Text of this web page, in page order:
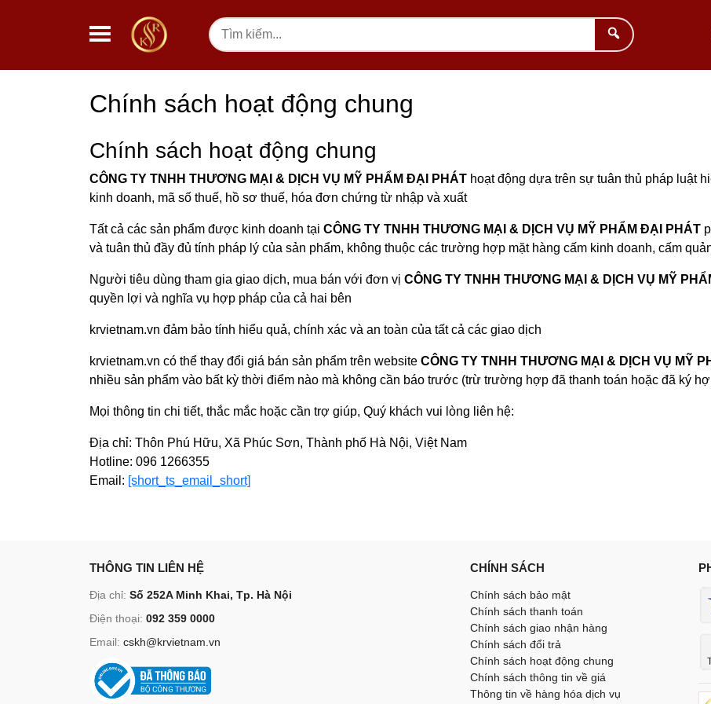
Tìm
Chính sách hoạt động chung
Chính sách hoạt động chung
CÔNG TY TNHH THƯƠNG MẠI & DỊCH VỤ MỸ PHẨM ĐẠI PHÁT hoạt động dựa trên sự tuân thủ pháp luật
kinh doanh, mã số thuế, hồ sơ thuế, hóa đơn chứng từ nhập và xuất
Tất cả các sản phẩm được kinh doanh tại CÔNG TY TNHH THƯƠNG MẠI & DỊCH VỤ MỸ PHẨM ĐẠI PHÁT
và tuân thủ đầy đủ tính pháp lý của sản phẩm, không thuộc các trường hợp mặt hàng cấm kinh doanh, cấm
Người tiêu dùng tham gia giao dịch, mua bán với đơn vị CÔNG TY TNHH THƯƠNG MẠI & DỊCH VỤ MỸ
quyền lợi và nghĩa vụ hợp pháp của cả hai bên
krvietnam.vn đảm bảo tính hiểu quả, chính xác và an toàn của tất cả các giao dịch
krvietnam.vn có thể thay đổi giá bán sản phẩm trên website CÔNG TY TNHH THƯƠNG MẠI & DỊCH VỤ MỸ
nhiều sản phẩm vào bất kỳ thời điểm nào mà không cần báo trước (trừ trường hợp đã thanh toán hoặc đã ký
Mọi thông tin chi tiết, thắc mắc hoặc cần trợ giúp, Quý khách vui lòng liên hệ:
Địa chỉ: Thôn Phú Hữu, Xã Phúc Sơn, Thành phố Hà Nội, Việt Nam
Hotline: 096 1266355
Email: [short_ts_email_short]
THÔNG TIN LIÊN HỆ
Địa chỉ: Số 252A Minh Khai, Tp. Hà Nội
Điện thoại: 092 359 0000
Email: cskh@krvietnam.vn
CHÍNH SÁCH
Chính sách bảo mật
Chính sách thanh toán
Chính sách giao nhận hàng
Chính sách đổi trả
Chính sách hoạt động chung
Chính sách thông tin về giá
Thông tin về hàng hóa dịch vụ